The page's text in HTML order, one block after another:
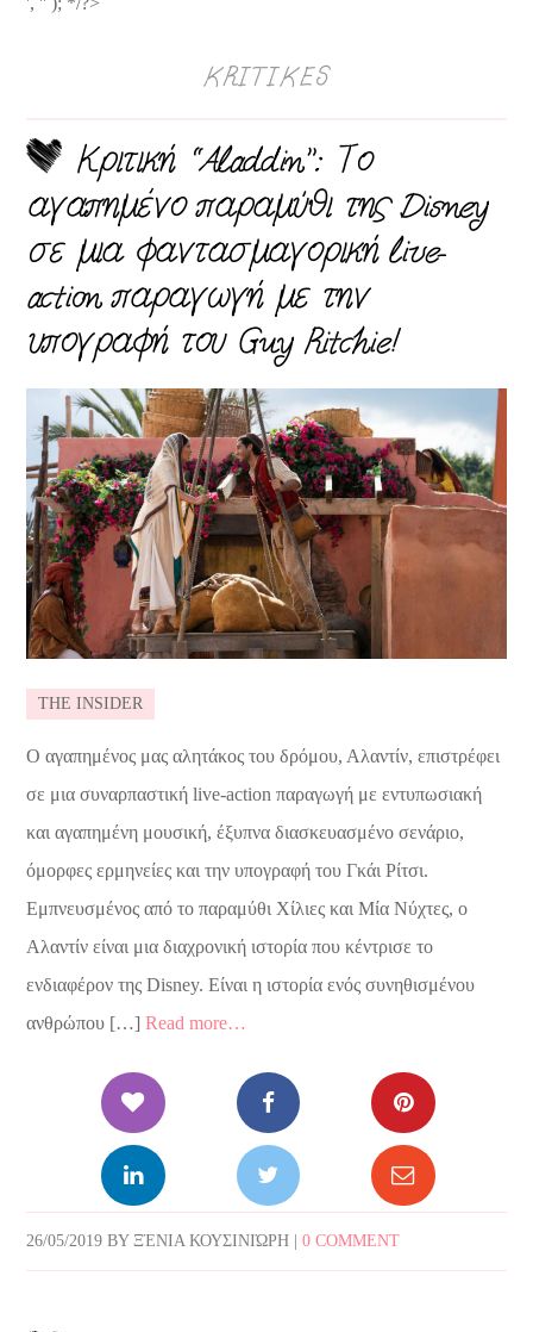
KRITIKES
Κριτική “Aladdin”: Το
αγαπημένο παραμύθι της Disney
σε μια φαντασμαγορική live-
action παραγωγή με την
υπογραφή του Guy Ritchie!
THE INSIDER
Ο αγαπημένος μας αλητάκος του δρόμου, Αλαντίν, επιστρέφει
σε μια συναρπαστική live-action παραγωγή με εντυπωσιακή
και αγαπημένη μουσική, έξυπνα διασκευασμένο σενάριο,
όμορφες ερμηνείες και την υπογραφή του Γκάι Ρίτσι.
Εμπνευσμένος από το παραμύθι Χίλιες και Μία Νύχτες, ο
Αλαντίν είναι μια διαχρονική ιστορία που κέντρισε το
ενδιαφέρον της Disney. Είναι η ιστορία ενός συνηθισμένου
ανθρώπου […]Read more…
26/05/2019 BYΞΈΝΙΑ ΚΟΥΣΙΝΙΏΡΗ |0 COMMENT